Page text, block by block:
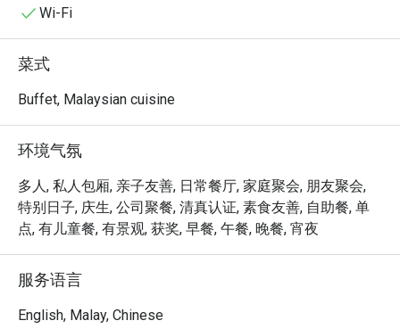
密用餐体验的饕客而生的雅致天地，也是备受好评的热门
无论您是来此享用快速晚餐，还是想慵懒地度过一整晚，
它的魅力都令人难以忘怀。
贝佐绵密藏红花烩饭，到软嫩经典的法式油封鸭腿搭配酸
甜樱桃酱汁。优雅而舒适的氛围，搭配选择丰富的酒单与
贴心周到的服务，将简单的一餐，升华为一段珍藏于心的
美好回忆。正是这份精致佳肴与温暖款待的完美结合，使
其成为茨厂街一处必访的美食目的地。
🍽️ 精选推荐
・招牌炒粿条 | 充满镬气的经典美味，搭配新鲜大虾、血
蛤与韭菜。
Wi-Fi
菜式
Buffet, Malaysian cuisine
环境气氛
多人, 私人包厢, 亲子友善, 日常餐厅, 家庭聚会, 朋友聚会,
特别日子, 庆生, 公司聚餐, 清真认证, 素食友善, 自助餐, 单
点, 有儿童餐, 有景观, 获奖, 早餐, 午餐, 晚餐, 宵夜
服务语言
English, Malay, Chinese